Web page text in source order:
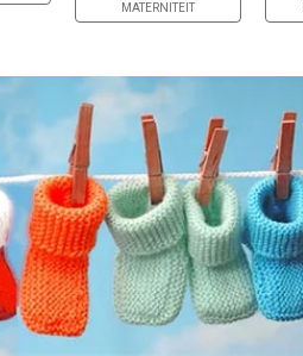
MATERNITEIT